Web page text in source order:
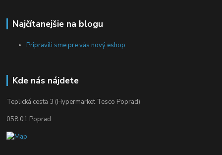
Najčítanejšie na blogu
Pripravili sme pre vás nový eshop
Kde nás nájdete
Teplická cesta 3 (Hypermarket Tesco Poprad)
058 01 Poprad